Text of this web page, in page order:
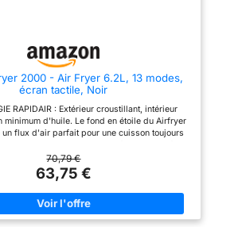
Séparateur et 2x
Plaque Croustillantes,
Guide de Recettes
créé par des Chefs.
Couleur: Noir &
Cuivre DIMENSIONS :
x D49.6cm.
et une minuterie numérique
intégrée facilitent le contrôle de
2000 - Air Fryer 6.2L, 13 modes,
écran tactile, Noir
RAPIDAIR : Extérieur croustillant, intérieur
minimum d'huile. Le fond en étoile du Airfryer
flux d'air parfait pour une cuisson toujours
plus encore. Réglez la durée et la température
ou utilisez les préréglages du Air fryer pour
et maintenir au chaud sans effort.
ÉCRAN TACTILE AVEC 9 PRÉRÉGLAGES :
frites fraîches, poulet, viande, poisson, petit-
gâteaux, maintien au chaud. NETTOYAGE
70,79 €
63,75 €